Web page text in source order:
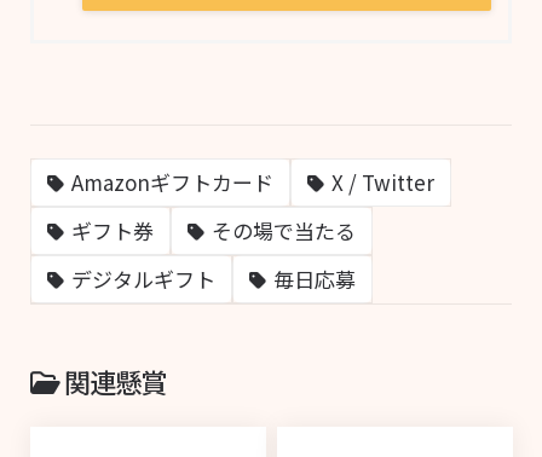
Amazonギフトカード
X / Twitter
ギフト券
その場で当たる
デジタルギフト
毎日応募
関連懸賞